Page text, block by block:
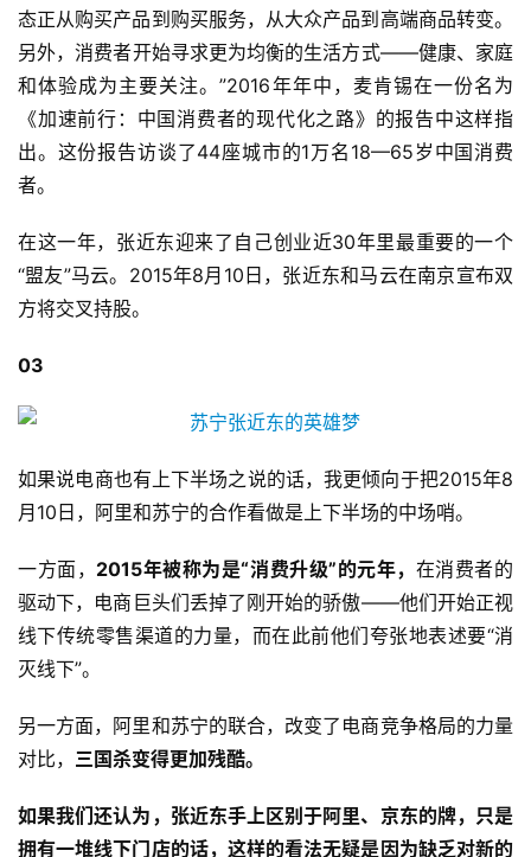
标
杆
洞
察
标
内
训
态正从购买产品到购买服务，从大众产品到高端商品转变。
另外，消费者开始寻求更为均衡的生活方式——健康、家庭
和体验成为主要关注。”2016年年中，麦肯锡在一份名为
《加速前行：中国消费者的现代化之路》的报告中这样指
出。这份报告访谈了44座城市的1万名18—65岁中国消费
者。
在这一年，张近东迎来了自己创业近30年里最重要的一个
“盟友”马云。2015年8月10日，张近东和马云在南京宣布双
方将交叉持股。
03
如果说电商也有上下半场之说的话，我更倾向于把2015年8
月10日，阿里和苏宁的合作看做是上下半场的中场哨。
一方面， 2015年被称为是“消费升级”的元年， 在消费者的
驱动下，电商巨头们丢掉了刚开始的骄傲——他们开始正视
线下传统零售渠道的力量，而在此前他们夸张地表述要“消
灭线下”。
另一方面，阿里和苏宁的联合，改变了电商竞争格局的力量
对比， 三国杀变得更加残酷。
如果我们还认为，张近东手上区别于阿里、京东的牌，只是
拥有一堆线下门店的话，这样的看法无疑是因为缺乏对新的